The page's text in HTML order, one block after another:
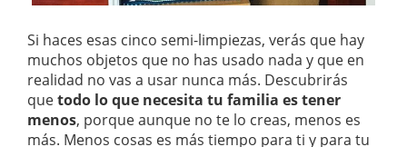
Si haces esas cinco semi-limpiezas, verás que hay
muchos objetos que no has usado nada y que en
realidad no vas a usar nunca más. Descubrirás
quetodo lo que necesita tu familia es tener
menos, porque aunque no te lo creas, menos es
más. Menos cosas es más tiempo para ti y para tu